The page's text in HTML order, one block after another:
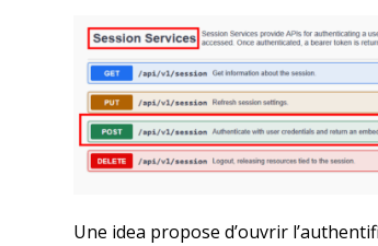
Une idea propose d’ouvrir